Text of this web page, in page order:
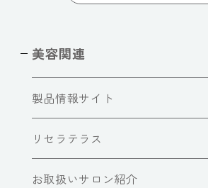
美容関連
製品情報サイト
リセラテラス
お取扱いサロン紹介